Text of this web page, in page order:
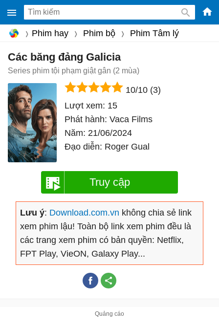
-
Phim hay Phim bộ Phim Tâm lý
Các băng đảng Galicia
Series phim tội phạm giật gân (2 mùa)
10/10 (3)
Lượt xem: 15
Phát hành: Vaca Films
Năm: 21/06/2024
Đạo diễn: Roger Gual
Truy cập
Lưu ý: Download.com.vn không chia sẻ link
xem phim lậu! Toàn bộ link xem phim đều là
các trang xem phim có bản quyền: Netflix,
FPT Play, VieON, Galaxy Play...